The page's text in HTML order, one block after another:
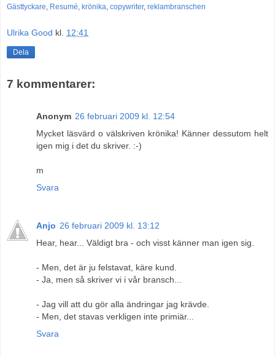
Gästtyckare, Resumé, krönika, copywriter, reklambranschen
Ulrika Good kl. 12:41
Dela
7 kommentarer:
Anonym 26 februari 2009 kl. 12:54
Mycket läsvärd o välskriven krönika! Känner dessutom helt
igen mig i det du skriver. :-)
m
Svara
Anjo 26 februari 2009 kl. 13:12
Hear, hear... Väldigt bra - och visst känner man igen sig.
- Men, det är ju felstavat, käre kund.
- Ja, men så skriver vi i vår bransch...
- Jag vill att du gör alla ändringar jag krävde.
- Men, det stavas verkligen inte primiär...
Svara